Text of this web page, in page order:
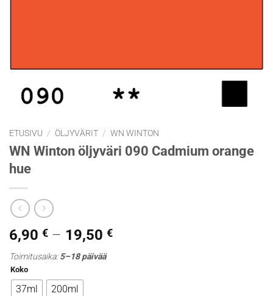
ETUSIVU / ÖLJYVÄRIT / WN WINTON
WN Winton öljyväri 090 Cadmium orange
hue
6,90 € – 19,50 €Hintaluokka:
Toimitusaika:5–18 päivää
Koko
37ml 200ml